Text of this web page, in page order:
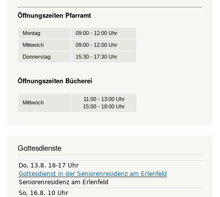
Öffnungszeiten Pfarramt
Montag
09:00 - 12:00 Uhr
Mittwoch
09:00 - 12:00 Uhr
Donnerstag
15:30 - 17:30 Uhr
Öffnungszeiten Bücherei
Mittwoch
11:00 - 13:00 Uhr
15:00 - 18:00 Uhr
Gottesdienste
Do, 13.8. 16-17 Uhr
Gottesdienst in der Seniorenresidenz am Erlenfeld
Seniorenresidenz am Erlenfeld
So, 16.8. 10 Uhr